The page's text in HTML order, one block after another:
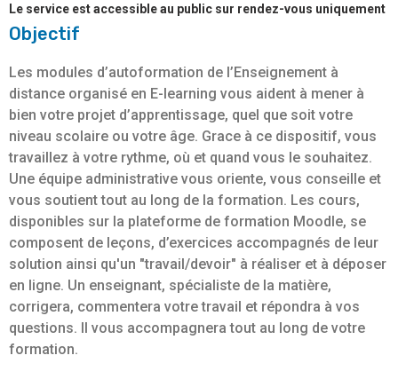
Objectif
Les modules d’autoformation de l’Enseignement à
distance organisé en E-learning vous aident à mener à
bien votre projet d’apprentissage, quel que soit votre
niveau scolaire ou votre âge. Grace à ce dispositif, vous
travaillez à votre rythme, où et quand vous le souhaitez.
Une équipe administrative vous oriente, vous conseille et
vous soutient tout au long de la formation. Les cours,
disponibles sur la plateforme de formation Moodle, se
composent de leçons, d’exercices accompagnés de leur
solution ainsi qu'un "travail/devoir" à réaliser et à déposer
en ligne. Un enseignant, spécialiste de la matière,
corrigera, commentera votre travail et répondra à vos
questions. Il vous accompagnera tout au long de votre
formation.
Le service est accessible au public sur rendez-vous uniquement